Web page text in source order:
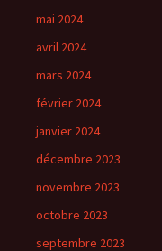
mai 2024
avril 2024
mars 2024
février 2024
janvier 2024
décembre 2023
novembre 2023
octobre 2023
septembre 2023